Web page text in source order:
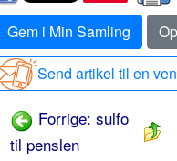
Gem i Min Samling
Send artikel til en ven
Forrige: sulfo
til penslen